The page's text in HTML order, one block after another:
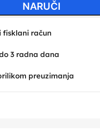
NARUČI
fisklani račun
3 radna dana
preuzimanja